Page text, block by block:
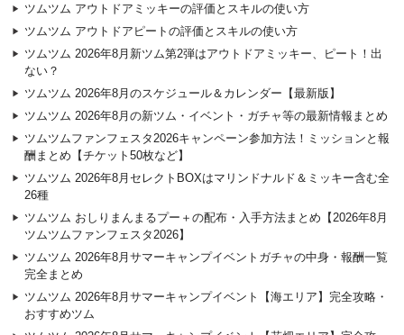
ツムツム アウトドアミッキーの評価とスキルの使い方
ツムツム アウトドアピートの評価とスキルの使い方
ツムツム 2026年8月新ツム第2弾はアウトドアミッキー、ピート！出
ない？
ツムツム 2026年8月のスケジュール＆カレンダー【最新版】
ツムツム 2026年8月の新ツム・イベント・ガチャ等の最新情報まとめ
ツムツムファンフェスタ2026キャンペーン参加方法！ミッションと報
酬まとめ【チケット50枚など】
ツムツム 2026年8月セレクトBOXはマリンドナルド＆ミッキー含む全
26種
ツムツム おしりまんまるプー＋の配布・入手方法まとめ【2026年8月
ツムツムファンフェスタ2026】
ツムツム 2026年8月サマーキャンプイベントガチャの中身・報酬一覧
完全まとめ
ツムツム 2026年8月サマーキャンプイベント【海エリア】完全攻略・
おすすめツム